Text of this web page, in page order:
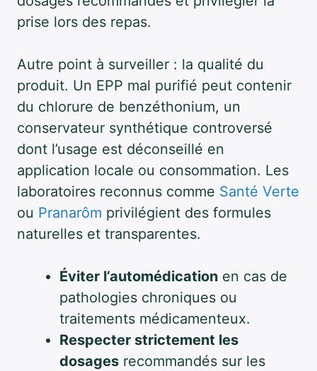
prise lors des repas.
Autre point à surveiller : la qualité du
produit. Un EPP mal purifié peut contenir
du chlorure de benzéthonium, un
conservateur synthétique controversé
dont l’usage est déconseillé en
application locale ou consommation. Les
laboratoires reconnus comme Santé Verte
ou Pranarôm privilégient des formules
naturelles et transparentes.
Éviter l’automédication en cas de
pathologies chroniques ou
traitements médicamenteux.
Respecter strictement les
dosages recommandés sur les